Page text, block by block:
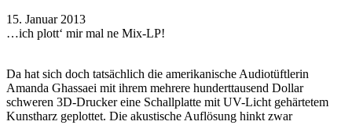
15. Januar 2013
…ich plott‘ mir mal ne Mix-LP!
Da hat sich doch tatsächlich die amerikanische Audiotüftlerin
Amanda Ghassaei mit ihrem mehrere hunderttausend Dollar
schweren 3D-Drucker eine Schallplatte mit UV-Licht gehärtetem
Kunstharz geplottet. Die akustische Auflösung hinkt zwar